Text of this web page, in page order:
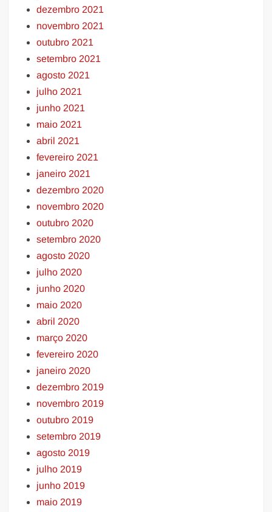
dezembro 2021
novembro 2021
outubro 2021
setembro 2021
agosto 2021
julho 2021
junho 2021
maio 2021
abril 2021
fevereiro 2021
janeiro 2021
dezembro 2020
novembro 2020
outubro 2020
setembro 2020
agosto 2020
julho 2020
junho 2020
maio 2020
abril 2020
março 2020
fevereiro 2020
janeiro 2020
dezembro 2019
novembro 2019
outubro 2019
setembro 2019
agosto 2019
julho 2019
junho 2019
maio 2019